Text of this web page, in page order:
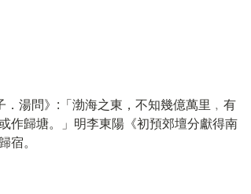
湯問》:「渤海之東，不知幾億萬里﹐有
作歸塘。」明李東陽《初預郊壇分獻得南
。